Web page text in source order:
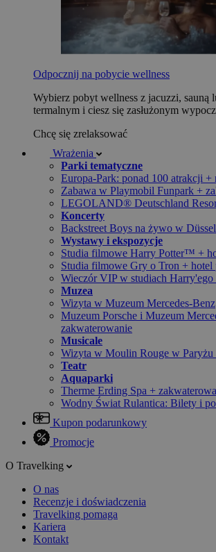
Odpocznij na pobycie wellness
Wybierz pobyt wellness z jacuzzi, sauną
termalnym i ciesz się zasłużonym
Chcę się zrelaksować
Wrażenia
Parki tematyczne
Europa-Park: ponad 100 atrakcji +
Zabawa w Playmobil Funpark +
LEGOLAND® Deutschland
Koncerty
Backstreet Boys na żywo w
Wystawy i ekspozycje
Studia filmowe Harry Potter™ +
Studia filmowe Gry o Tron + hotel
Wieczór VIP w studiach Harry'ego
Muzea
Wizyta w Muzeum Mercedes-Benz
Muzeum Porsche i Muzeum
zakwaterowanie
Musicale
Wizyta w Moulin Rouge w Paryżu
Teatr
Aquaparki
Therme Erding Spa +
Wodny Świat Rulantica: Bilety i
Kupon podarunkowy
Promocje
O Travelking
O nas
Recenzje i doświadczenia
Travelking pomaga
Kariera
Kontakt